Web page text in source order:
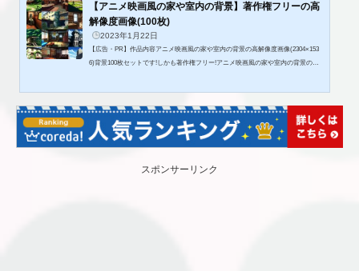
【アニメ映画風の家や室内の背景】著作権フリーの高
解像度画像(100枚)
2023年1月22日
【広告・PR】作品内容アニメ映画風の家や室内の背景の高解像度画像(2304×153
6)背景100枚セットです!しかも著作権フリー!アニメ映画風の家や室内の背景の高
根裏部屋、ベランダ、倉庫、物置、玄関、階段、裏口。ゲームや漫画、ホームペ
ージなどに是非ご活用ください!※全て著作権フリーのためお好きな用...
スポンサーリンク